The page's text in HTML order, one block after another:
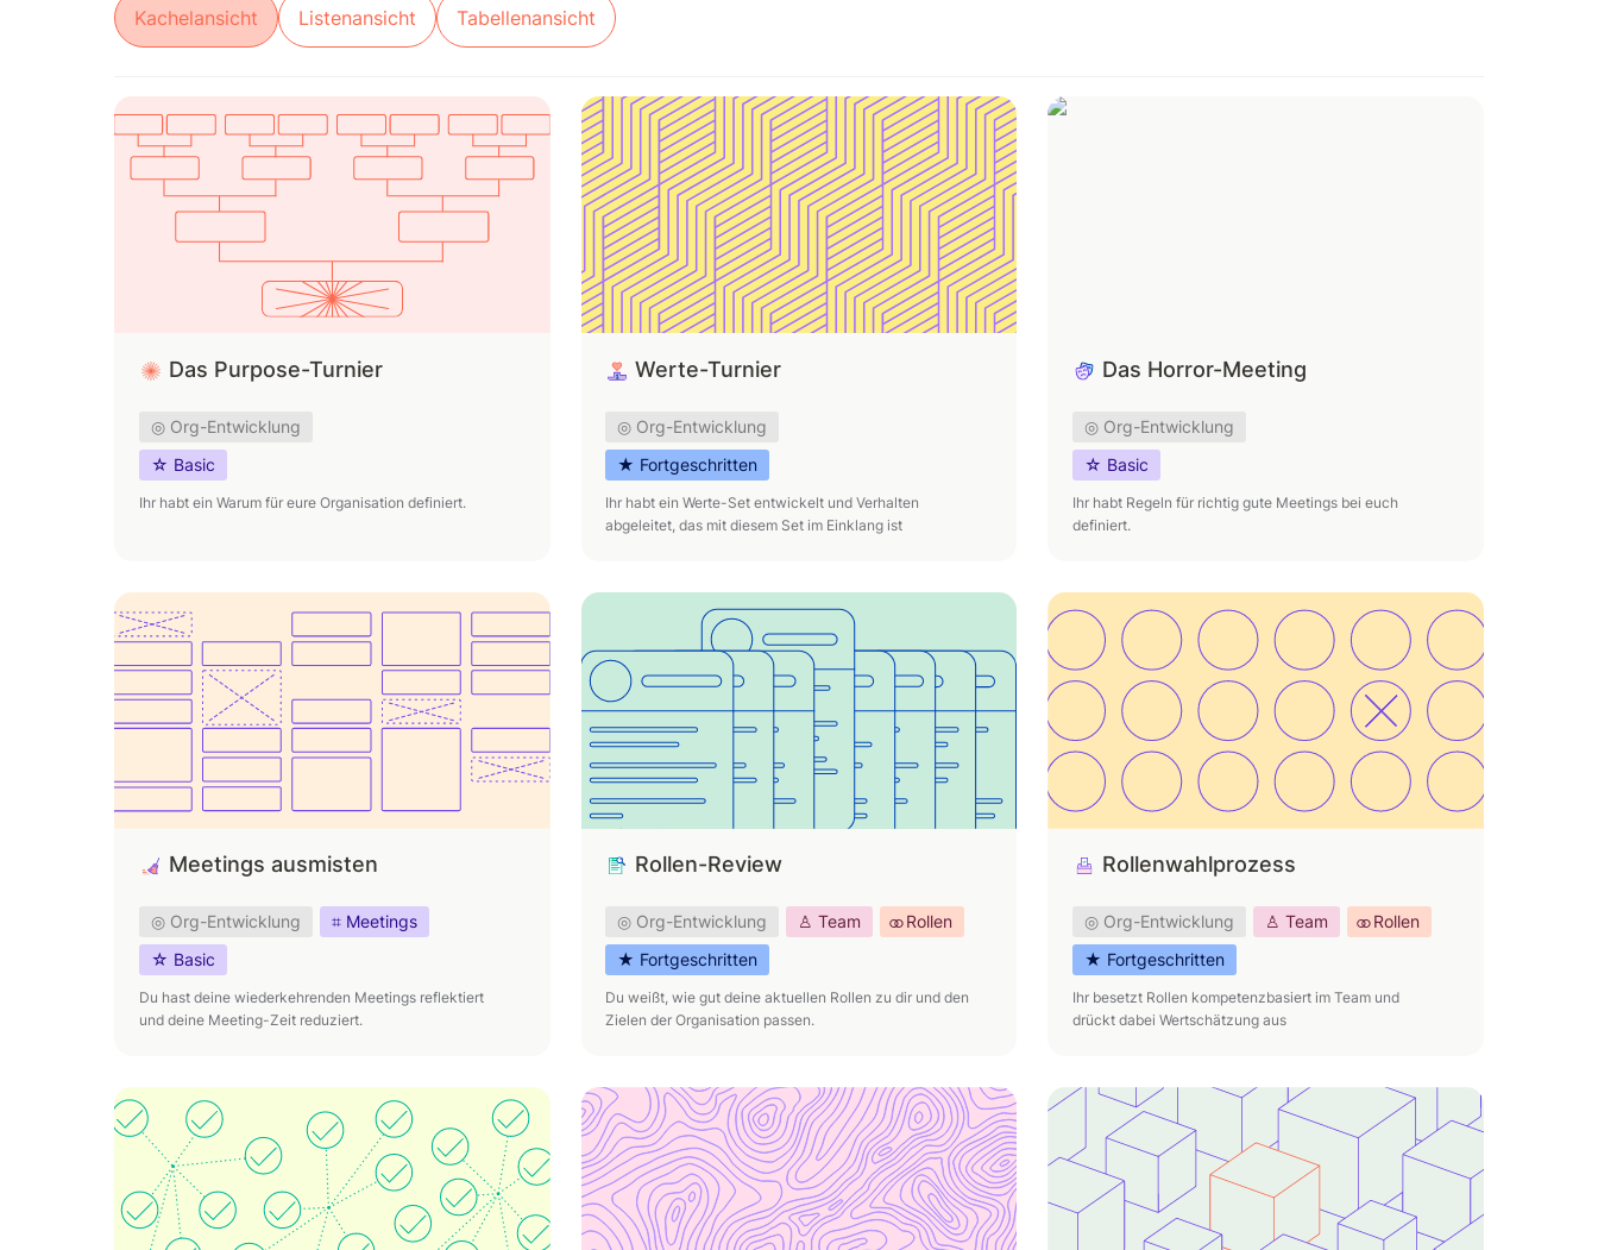
Kachelansicht Listenansicht Tabellenansicht
Das Purpose-Turnier
Das Purpose-Turnier
◎ Org-Entwicklung
☆ Basic
Ihr habt ein Warum für eure Organisation definiert.
Werte-Turnier
Werte-Turnier
◎ Org-Entwicklung
★ Fortgeschritten
Ihr habt ein Werte-Set entwickelt und Verhalten
abgeleitet, das mit diesem Set im Einklang ist
Das Horror-Meeting
Das Horror-Meeting
◎ Org-Entwicklung
☆ Basic
Ihr habt Regeln für richtig gute Meetings bei euch
definiert.
Meetings ausmisten
Meetings ausmisten
◎ Org-Entwicklung
⌗ Meetings
☆ Basic
Du hast deine wiederkehrenden Meetings reflektiert
und deine Meeting-Zeit reduziert.
Rollen-Review
Rollen-Review
◎ Org-Entwicklung ♙ Team
⚭ Rollen
★ Fortgeschritten
Du weißt, wie gut deine aktuellen Rollen zu dir und den
Zielen der Organisation passen.
Rollenwahlprozess
Rollenwahlprozess
◎ Org-Entwicklung ♙ Team
⚭ Rollen
★ Fortgeschritten
Ihr besetzt Rollen kompetenzbasiert im Team und
drückt dabei Wertschätzung aus
Das Rollenbild Agiler Strategieprozess Wettbewerbsanalyse